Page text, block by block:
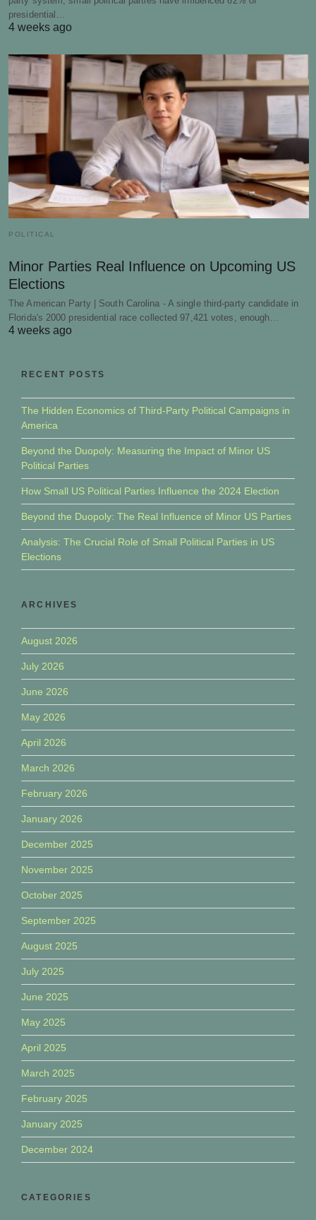
presidential…
4 weeks ago
POLITICAL
Minor Parties Real Influence on Upcoming US
Elections
The American Party | South Carolina - A single third-party candidate in
Florida's 2000 presidential race collected 97,421 votes, enough…
4 weeks ago
RECENT POSTS
The Hidden Economics of Third-Party Political Campaigns in
America
Beyond the Duopoly: Measuring the Impact of Minor US
Political Parties
How Small US Political Parties Influence the 2024 Election
Beyond the Duopoly: The Real Influence of Minor US Parties
Analysis: The Crucial Role of Small Political Parties in US
Elections
ARCHIVES
August 2026
July 2026
June 2026
May 2026
April 2026
March 2026
February 2026
January 2026
December 2025
November 2025
October 2025
September 2025
August 2025
July 2025
June 2025
May 2025
April 2025
March 2025
February 2025
January 2025
December 2024
CATEGORIES